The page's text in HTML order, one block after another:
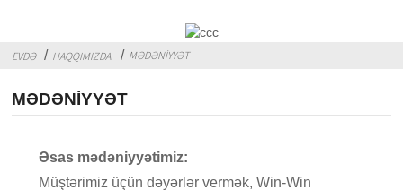
EVDƏ HAQQIMIZDA MƏDƏNIYYƏT
MƏDƏNIYYƏT
Əsas mədəniyyətimiz:
Müştərimiz üçün dəyərlər vermək, Win-Win